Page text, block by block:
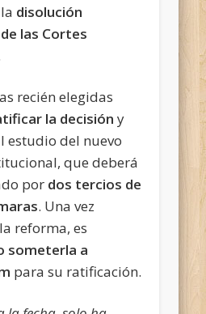
disolución
las Cortes
recién elegidas
la decisión y
estudio del nuevo
que deberá
por dos tercios de
. Una vez
reforma, es
someterla a
para su ratificación.